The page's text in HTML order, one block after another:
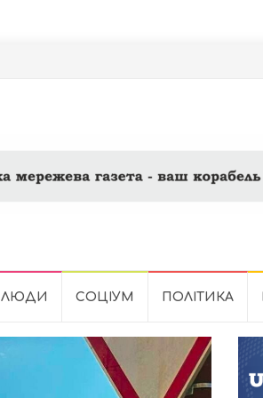
ЛЮДИ СОЦІУМ ПОЛІТИКА